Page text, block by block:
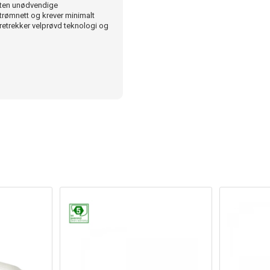
unødvendige
og krever minimalt
velprøvd teknologi og